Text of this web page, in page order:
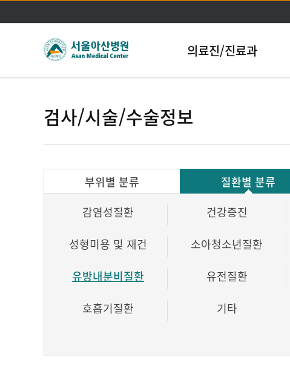
의료진/진료과
검사/시술/수술정보
부위별 분류
질환별 분류
감염성질환
건강증진
성형미용 및 재건
소아청소년질환
유방내분비질환
유전질환
호흡기질환
기타